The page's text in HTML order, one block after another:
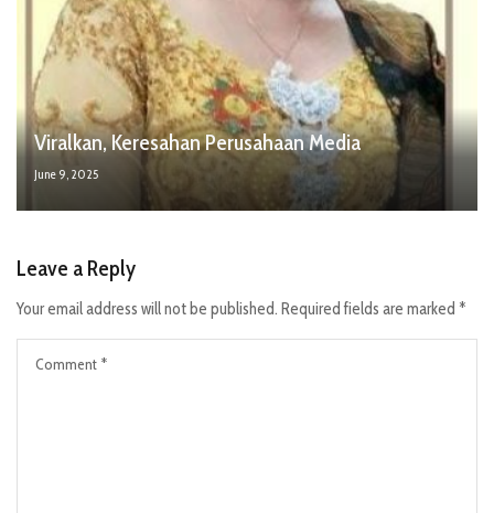
Viralkan, Keresahan Perusahaan Media
June 9, 2025
Leave a Reply
Your email address will not be published. Required fields are marked *